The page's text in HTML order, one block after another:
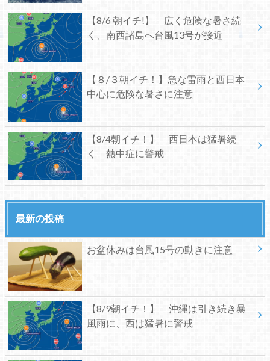
【8/6 朝イチ!】 広く危険な暑さ続
く、南西諸島へ台風13号が接近
【８/３朝イチ！】急な雷雨と西日本
中心に危険な暑さに注意
【8/4朝イチ！】 西日本は猛暑続
く 熱中症に警戒
最新の投稿
お盆休みは台風15号の動きに注意
【8/9朝イチ！】 沖縄は引き続き暴
風雨に、西は猛暑に警戒